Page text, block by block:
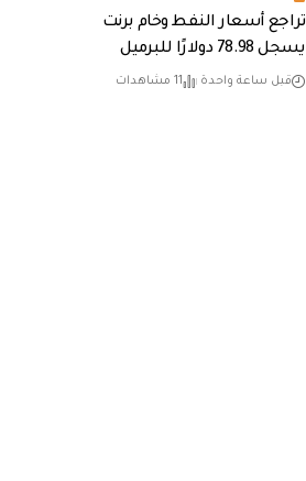
تراجع أسعار النفط وخام برنت
يسجل 78.98 دولارًا للبرميل
قبل ساعة واحدة 11 مشاهدات